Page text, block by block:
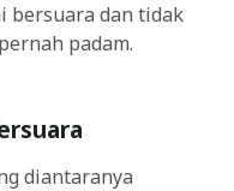
bersuara dan tidak
padam.
diantaranya